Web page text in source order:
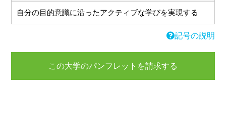
自分の目的意識に沿ったアクティブな学びを実現する
記号の説明
この大学のパンフレットを請求する